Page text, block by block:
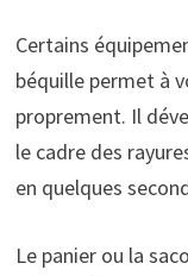
Certains
béquille permet à
proprement. Il
le cadre des
en quelques
Le panier ou la